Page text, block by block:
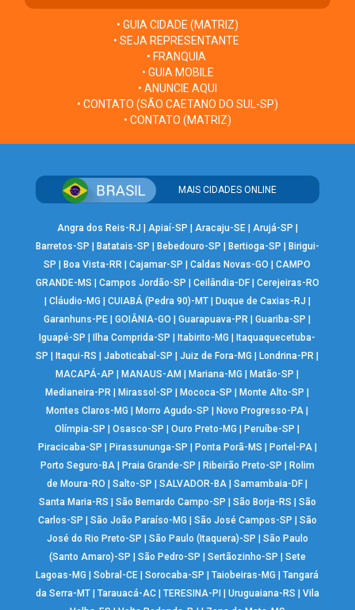
• GUIA CIDADE (MATRIZ)
• SEJA REPRESENTANTE
• FRANQUIA
• GUIA MOBILE
• ANUNCIE AQUI
• CONTATO (SÃO CAETANO DO SUL-SP)
• CONTATO (MATRIZ)
MAIS CIDADES ONLINE
Angra dos Reis-RJ Apiaí-SP Aracaju-SE| Arujá-SP
Barretos-SP
Batatais-SP Bebedouro-SP Bertioga-SP
Birigui-
SP
Boa Vista-RR |Cajamar-SP |Caldas Novas-GO |CAMPO
GRANDE-MS
Campos Jordão-SP Ceilândia-DF| Cerejeiras-RO
Cláudio-MG CUIABÁ (Pedra 90)-MT| Duque de Caxias-RJ
Garanhuns-PE |GOIÂNIA-GO |Guarapuava-PR |Guariba-SP
Iguapé-SP
Ilha Comprida-SP Itabirito-MG
Itaquaquecetuba-
SP
Itaqui-RS |Jaboticabal-SP |Juiz de Fora-MG Londrina-PR
MACAPÁ-AP
MANAUS-AM Mariana-MG Matão-SP
Medianeira-PR
Mirassol-SP Mococa-SP Monte Alto-SP
Montes Claros-MG
Morro Agudo-SP Novo Progresso-PA
Olímpia-SP
|Osasco-SP |Ouro Preto-MG Peruíbe-SP
Piracicaba-SP
Pirassununga-SP Ponta Porã-MS Portel-PA|
Porto Seguro-BA| Praia Grande-SP Ribeirão Preto-SP
Rolim
de Moura-RO
|Salto-SP |SALVADOR-BA |Samambaia-DF
Santa Maria-RS
São Bernardo Campo-SP São Borja-RS
São
Carlos-SP
São João Paraíso-MG São José Campos-SP
São
José do Rio Preto-SP
São Paulo (Itaquera)-SP
São Paulo
(Santo Amaro)-SP
São Pedro-SP Sertãozinho-SP
Sete
Lagoas-MG
|Sobral-CE |Sorocaba-SP |Taiobeiras-MG |Tangará
da Serra-MT| Tarauacá-AC| TERESINA-PI Uruguaiana-RS
Vila